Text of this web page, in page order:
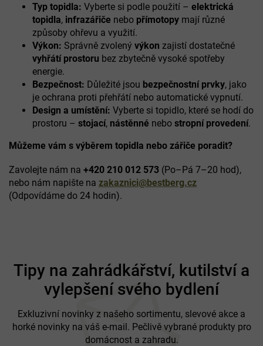
r
v
k
y
v
ý
i
s
u
Typ topidla: Vyberte si podle použití – elektrická
topidla, infrazářiče nebo přímotopy mají různé
způsoby ohřevu a využití.
Výkon: Správně zvolený výkon zajistí dostatečné
vyhřátí prostoru bez zbytečně vysoké spotřeby
energie.
Bezpečnost: Důležité jsou bezpečnostní prvky, jako
je ochrana proti přehřátí nebo automatické vypnutí.
Design a umístění: Vyberte si topidlo, které se hodí do
prostoru – stojací, nástěnné nebo stropní provedení.
Můžeme vám s výběrem topidla nebo zářiče poradit?
Zavolejte nám na +420 210 012 573 (Po–Pá 7–20 hod),
nebo nám napište na zakaznici@bestberg.cz
(Odpovídáme do 24 hodin).
Tipy na zahrádkářství, kutilství a
vylepšení svého bydlení
Exkluzivní novinky z našeho sortimentu, slevové akce a
horké novinky na váš e-mail. Pečlivě vybrané produkty pro
domácnost a zahradu.